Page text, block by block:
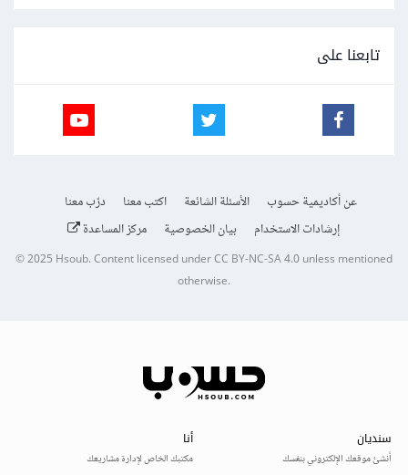
تابعنا على
عن أكاديمية حسوب الأسئلة الشائعة اكتب معنا
درّب معنا
إرشادات الاستخدام
بيان الخصوصية مركز المساعدة
© 2025Hsoub.Content licensed underCC BY-NC-SA 4.0unless mentioned
otherwise.